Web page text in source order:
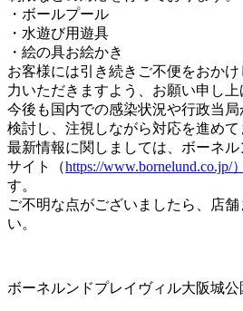
・ボールプール
・水遊び用遊具
・絵の具お絵かき
お客様には引き続きご不便をおか
力いただきますよう、お願い申し上
今後も国内での感染状況や行政当
検討し、注視しながら対応を進めて
最新情報に関しましては、ボーネ
サイト（https://www.bornelund.co.jp/）
す。
ご不明な点がございましたら、店
い。
ボーネルンドプレイヴィル大阪城公